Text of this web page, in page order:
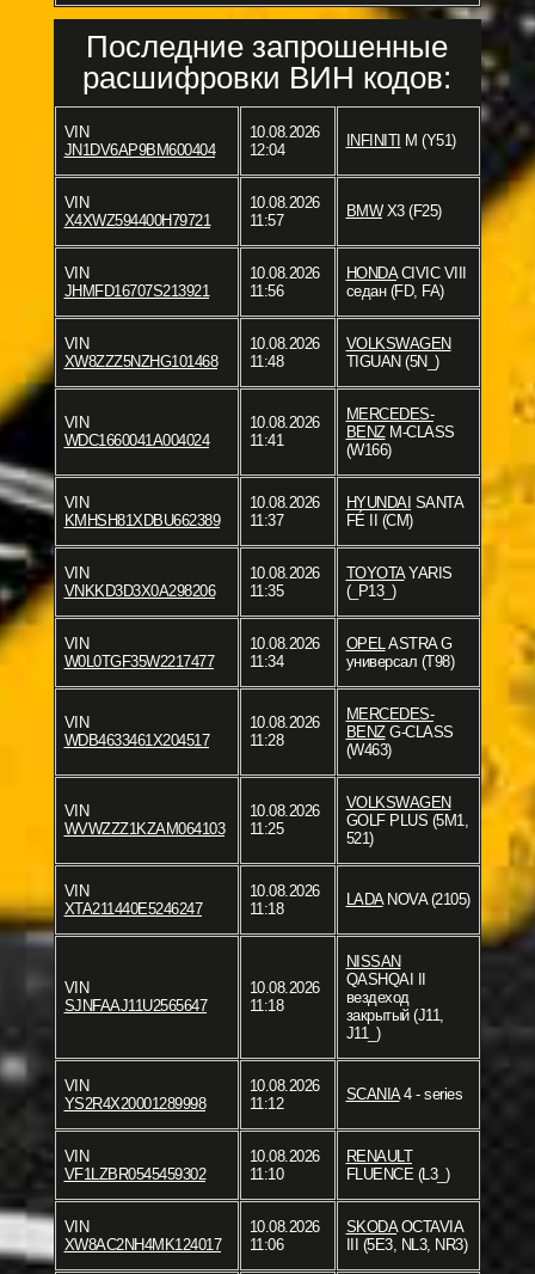
Последние запрошенные
расшифровки ВИН кодов:
VIN
JN1DV6AP9BM600404
10.08.2026
12:04
INFINITI M (Y51)
VIN
X4XWZ594400H79721
10.08.2026
11:57
BMWX3 (F25)
VIN
JHMFD16707S213921
10.08.2026
11:56
HONDACIVIC VIII
седан (FD, FA)
VIN
XW8ZZZ5NZHG101468
10.08.2026
11:48
VOLKSWAGEN
TIGUAN (5N_)
VIN
WDC1660041A004024
10.08.2026
11:41
MERCEDES-
BENZM-CLASS
(W166)
VIN
KMHSH81XDBU662389
10.08.2026
11:37
HYUNDAI SANTA
FÉ II (CM)
VIN
VNKKD3D3X0A298206
10.08.2026
11:35
TOYOTAYARIS
(_P13_)
VIN
W0L0TGF35W2217477
10.08.2026
11:34
OPEL ASTRA G
универсал (T98)
VIN
WDB4633461X204517
10.08.2026
11:28
MERCEDES-
BENZG-CLASS
(W463)
VIN
WVWZZZ1KZAM064103
10.08.2026
11:25
VOLKSWAGEN
GOLF PLUS (5M1,
521)
VIN
XTA211440E5246247
10.08.2026
11:18
LADANOVA (2105)
VIN
SJNFAAJ11U2565647
10.08.2026
11:18
NISSAN
QASHQAI II
вездеход
закрытый (J11,
J11_)
VIN
YS2R4X20001289998
10.08.2026
11:12
SCANIA4 - series
VIN
VF1LZBR0545459302
10.08.2026
11:10
RENAULT
FLUENCE (L3_)
VIN
XW8AC2NH4MK124017
10.08.2026
11:06
SKODAOCTAVIA
III (5E3, NL3, NR3)